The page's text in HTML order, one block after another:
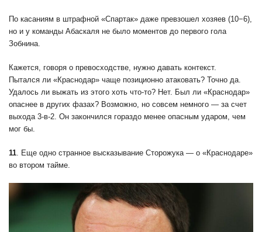
По касаниям в штрафной «Спартак» даже превзошел хозяев (10−6),
но и у команды Абаскаля не было моментов до первого гола
Зобнина.
Кажется, говоря о превосходстве, нужно давать контекст.
Пытался ли «Краснодар» чаще позиционно атаковать? Точно да.
Удалось ли выжать из этого хоть что-то? Нет. Был ли «Краснодар»
опаснее в других фазах? Возможно, но совсем немного — за счет
выхода 3-в-2. Он закончился гораздо менее опасным ударом, чем
мог бы.
11. Еще одно странное высказывание Сторожука — о «Краснодаре»
во втором тайме.